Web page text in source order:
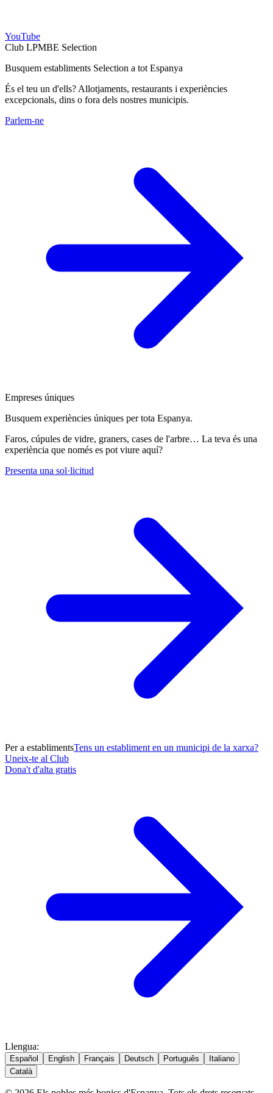
YouTube
Club LPMBE Selection
Busquem establiments Selection a tot Espanya
És el teu un d'ells? Allotjaments, restaurants i experiències
excepcionals, dins o fora dels nostres municipis.
Parlem-ne
Empreses úniques
Busquem experiències úniques per tota Espanya.
Faros, cúpules de vidre, graners, cases de l'arbre… La teva és una
experiència que només es pot viure aquí?
Presenta una sol·licitud
Per a establimentsTens un establiment en un municipi de la xarxa?
Uneix-te al Club
Dona't d'alta gratis
Llengua:
Español English Français Deutsch Português
Italiano
Català